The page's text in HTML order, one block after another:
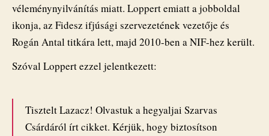
véleménynyilvánítás miatt. Loppert emiatt a jobboldal
ikonja, az Fidesz ifjúsági szervezetének vezetője és
Rogán Antal titkára lett, majd 2010-ben a NIF-hez került.
Szóval Loppert ezzel jelentkezett:
Tisztelt Lazacz! Olvastuk a hegyaljai Szarvas
Csárdáról írt cikket. Kérjük, hogy biztosítson